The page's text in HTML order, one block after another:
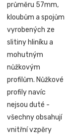
průměru 57mm,
kloubům a spojům
vyrobených ze
slitiny hliníku a
mohutným
nůžkovým
profilům. Nůžkové
profily navíc
nejsou duté -
všechny obsahují
vnitřní vzpěry